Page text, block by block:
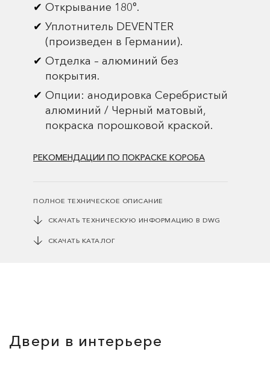
Открывание 180°.
Уплотнитель DEVENTER
(произведен в Германии).
Отделка – алюминий без
покрытия.
Опции: анодировка Серебристый
алюминий / Черный матовый,
покраска порошковой краской.
РЕКОМЕНДАЦИИ ПО ПОКРАСКЕ КОРОБА
ПОЛНОЕ ТЕХНИЧЕСКОЕ ОПИСАНИЕ
СКАЧАТЬ ТЕХНИЧЕСКУЮ ИНФОРМАЦИЮ В DWG
СКАЧАТЬ КАТАЛОГ
Двери в интерьере